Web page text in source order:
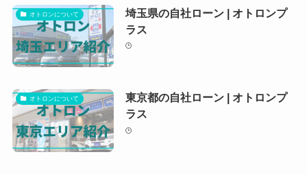
オトロンについて
埼玉県の自社ローン | オトロンプ
ラス
オトロンについて
東京都の自社ローン | オトロンプ
ラス